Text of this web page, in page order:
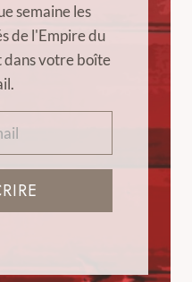
semaine les
de l'Empire du
votre boîte